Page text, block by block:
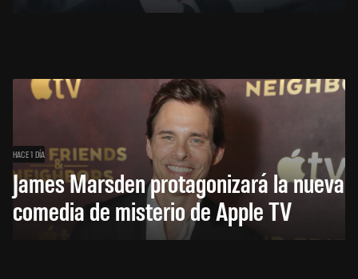
HACE 1 DÍA
James Marsden protagonizará la nueva
comedia de misterio de Apple TV